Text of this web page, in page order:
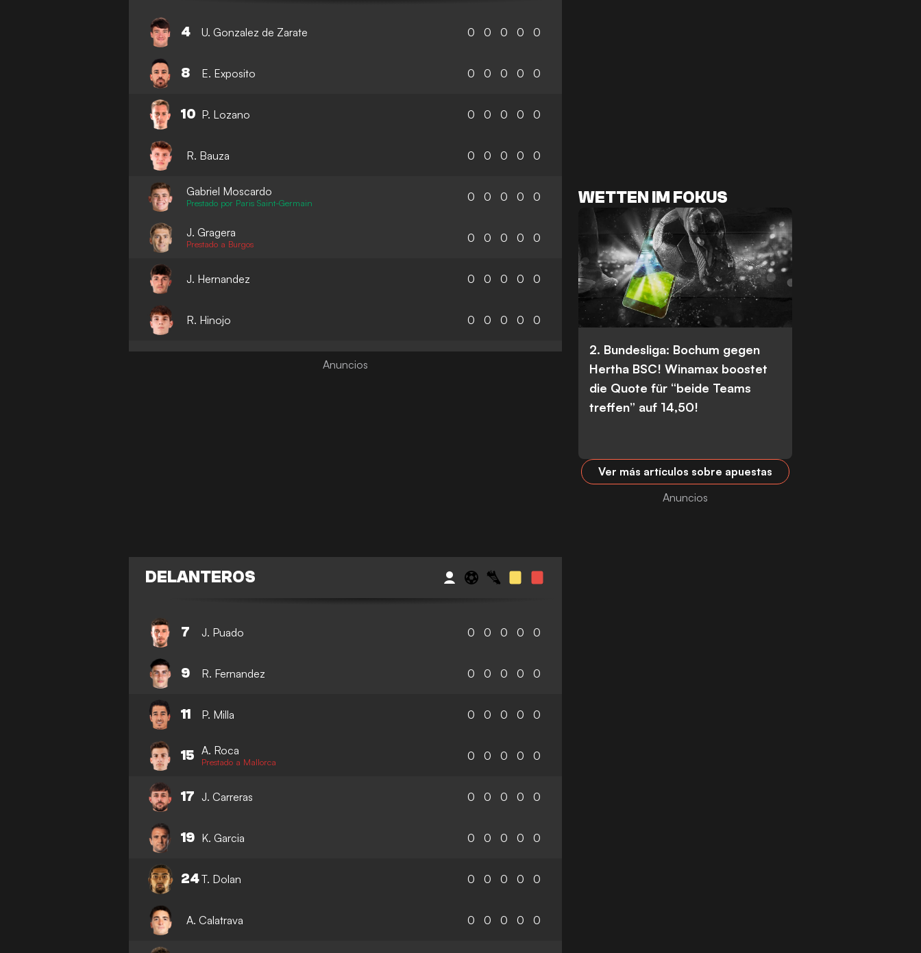
4 U. Gonzalez de Zarate 0 0 0 0 0
8 E. Exposito 0 0 0 0 0
10 P. Lozano 0 0 0 0 0
R. Bauza 0 0 0 0 0
Gabriel Moscardo
Prestado por Paris Saint-Germain 0 0 0 0 0
J. Gragera
Prestado a Burgos 0 0 0 0 0
J. Hernandez 0 0 0 0 0
R. Hinojo 0 0 0 0 0
DELANTEROS
7 J. Puado 0 0 0 0 0
9 R. Fernandez 0 0 0 0 0
11 P. Milla 0 0 0 0 0
15 A. Roca
Prestado a Mallorca 0 0 0 0 0
17 J. Carreras 0 0 0 0 0
19 K. Garcia 0 0 0 0 0
24T. Dolan 0 0 0 0 0
A. Calatrava 0 0 0 0 0
WETTEN IM FOKUS
2. Bundesliga: Bochum gegen
Hertha BSC! Winamax boostet
die Quote für “beide Teams
treffen” auf 14,50!
Ver más artículos sobre apuestas